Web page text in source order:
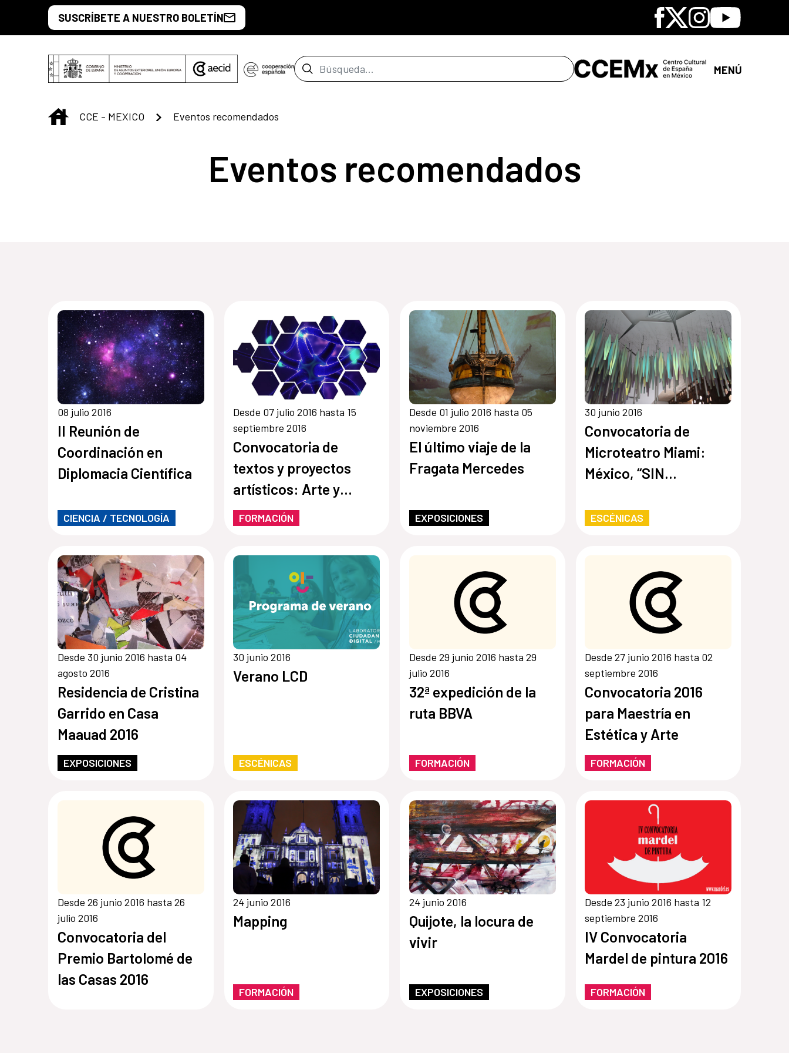
Saltar al contenido principal
SUSCRÍBETE A NUESTRO BOLETÍN Facebook
X Instagram
Youtube
Barra de búsqueda MENÚ
INICIO
CCE - MEXICO Eventos recomendados
Eventos recomendados
08 julio 2016
II Reunión de
Coordinación en
Diplomacia Científica
CIENCIA / TECNOLOGÍA
Desde 07 julio 2016 hasta 15
septiembre 2016
Convocatoria de
textos y proyectos
artísticos: Arte y
nuevos medios en
América Latina
FORMACIÓN
Desde 01 julio 2016 hasta 05
noviembre 2016
El último viaje de la
Fragata Mercedes
EXPOSICIONES
30 junio 2016
Convocatoria de
Microteatro Miami:
México, “SIN
ESCÉNICAS
Desde 30 junio 2016 hasta 04
agosto 2016
Residencia de Cristina
Garrido en Casa
Maauad 2016
EXPOSICIONES
30 junio 2016
Verano LCD
ESCÉNICAS
Desde 29 junio 2016 hasta 29
julio 2016
32ª expedición de la
ruta BBVA
FORMACIÓN
Desde 27 junio 2016 hasta 02
septiembre 2016
Convocatoria 2016
para Maestría en
Estética y Arte
FORMACIÓN
Desde 26 junio 2016 hasta 26
julio 2016
Convocatoria del
Premio Bartolomé de
las Casas 2016
24 junio 2016
Mapping
FORMACIÓN
24 junio 2016
Quijote, la locura de
vivir
EXPOSICIONES
Desde 23 junio 2016 hasta 12
septiembre 2016
IV Convocatoria
Mardel de pintura 2016
FORMACIÓN